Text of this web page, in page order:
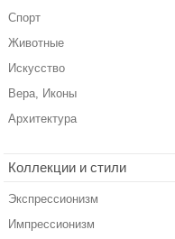
Спорт
Животные
Искусство
Вера, Иконы
Архитектура
Коллекции и стили
Экспрессионизм
Импрессионизм